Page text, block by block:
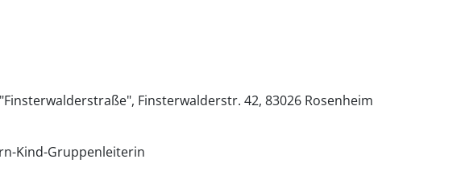
Finsterwalderstr. 42 83026 Rosenheim
Kind-Gruppenleiterin